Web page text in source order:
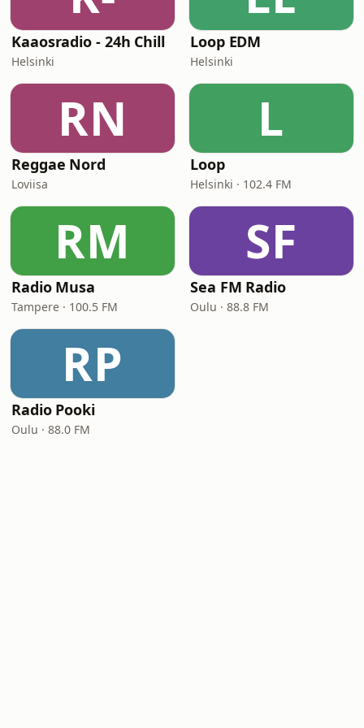
Kaaosradio - 24h Chill
Helsinki
Loop EDM
Helsinki
RN
Reggae Nord
Loviisa
L
Loop
Helsinki · 102.4 FM
RM
Radio Musa
Tampere · 100.5 FM
SF
Sea FM Radio
Oulu · 88.8 FM
RP
Radio Pooki
Oulu · 88.0 FM